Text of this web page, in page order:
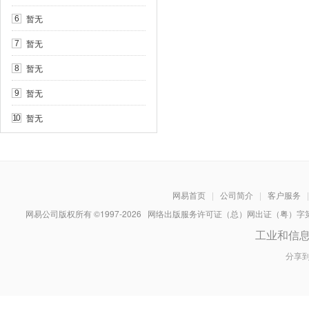
6 暂无
7 暂无
8 暂无
9 暂无
10 暂无
网易首页 | 公司简介 | 客户服务
|
网易公司版权所有 ©1997-2026 网络出版服务许可证（总）网出证（粤）
工业和信
分享